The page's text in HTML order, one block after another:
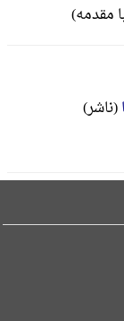
مقدمه)
(ناشر)